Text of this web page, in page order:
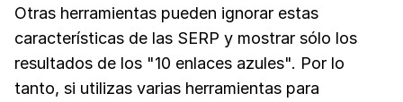
Otras herramientas pueden ignorar estas
características de las SERP y mostrar sólo los
resultados de los "10 enlaces azules". Por lo
tanto, si utilizas varias herramientas para